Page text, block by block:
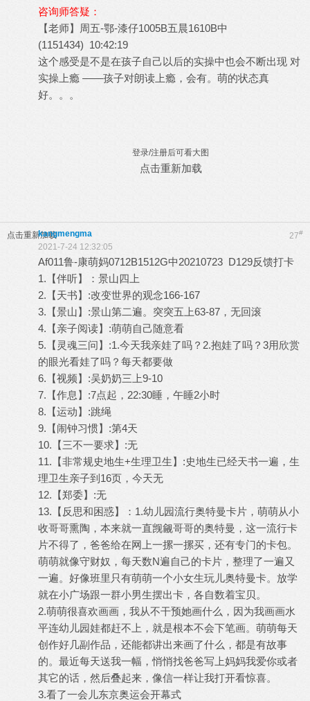
咨询师答疑：
【老师】周五-鄂-漆仔1005B五晨1610B中
(1151434) 10:42:19
这个感受是不是在孩子自己以后的实操中也会不断出现 对
实操上瘾 ——孩子对朗读上瘾，会有。萌的状态真
好。。。
登录/注册后可看大图
点击重新加载
点击重新加载 27#
kangmengma
2021-7-24 12:32:05
Af011鲁-康萌妈0712B1512G中20210723 D129反馈打卡
1.【伴听】：景山四上
2.【天书】:改变世界的观念166-167
3.【景山】:景山第二遍。突突五上63-87，无回滚
4.【亲子阅读】:萌萌自己随意看
5.【灵魂三问】:1.今天我亲娃了吗？2.抱娃了吗？3用欣赏
的眼光看娃了吗？每天都要做
6.【视频】:吴奶奶三上9-10
7.【作息】:7点起，22:30睡，午睡2小时
8.【运动】:跳绳
9.【闹钟习惯】:第4天
10.【三不一要求】:无
11.【非常规史地生+生理卫生】:史地生已经天书一遍，生
理卫生亲子到16页，今天无
12.【郑委】:无
13.【反思和困惑】：1.幼儿园流行奥特曼卡片，萌萌从小
收哥哥熏陶，本来就一直觊觎哥哥的奥特曼，这一流行卡
片不得了，爸爸给在网上一摞一摞买，还有专门的卡包。
萌萌就像守财奴，每天数N遍自己的卡片，整理了一遍又
一遍。好像班里只有萌萌一个小女生玩儿奥特曼卡。放学
就在小广场跟一群小男生摆出卡，各自数着宝贝。
2.萌萌很喜欢画画，我从不干预她画什么，因为我画画水
平连幼儿园娃都赶不上，就是根本不会下笔画。萌萌每天
创作好几副作品，还能都讲出来画了什么，都是有故事
的。最近每天送我一幅，悄悄找爸爸写上妈妈我爱你或者
其它的话，然后叠起来，像信一样让我打开看惊喜。
3.看了一会儿东京奥运会开幕式